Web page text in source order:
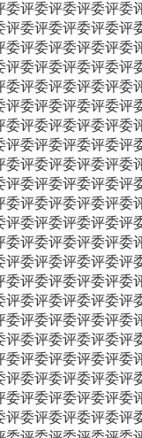
委评委评委评委评委
评委评委评委评委评
委评委评委评委评委
评委评委评委评委评
委评委评委评委评委
评委评委评委评委评
委评委评委评委评委
评委评委评委评委评
委评委评委评委评委
评委评委评委评委评
委评委评委评委评委
评委评委评委评委评
委评委评委评委评委
评委评委评委评委评
委评委评委评委评委
评委评委评委评委评
委评委评委评委评委
评委评委评委评委评
委评委评委评委评委
评委评委评委评委评
委评委评委评委评委
评委评委评委评委评